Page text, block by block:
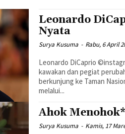
Leonardo
Nyata
Surya Kusuma - Rabu, 6 April
Leonardo DiCaprio
kawakan dan pegiat
berkunjung ke Taman
melalui...
Ahok Menohok*
Surya Kusuma - Kamis, 17